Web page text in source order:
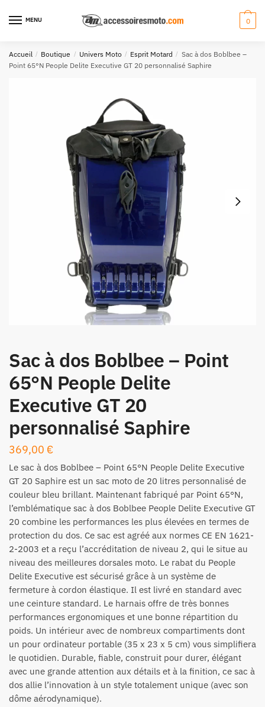
navigation
au
MENU 0
Accueil / Boutique / Univers Moto / Esprit Motard / Sac à dos Boblbee –
Point 65°N People Delite Executive GT 20 personnalisé Saphire
Sac à dos Boblbee – Point
65°N People Delite
Executive GT 20
personnalisé Saphire
369,00 €
Le sac à dos Boblbee – Point 65°N People Delite Executive
GT 20 Saphire est un sac moto de 20 litres personnalisé de
couleur bleu brillant. Maintenant fabriqué par Point 65°N,
l’emblématique sac à dos Boblbee People Delite Executive GT
20 combine les performances les plus élevées en termes de
protection du dos. Ce sac est agréé aux normes CE EN 1621-
2-2003 et a reçu l’accréditation de niveau 2, qui le situe au
niveau des meilleures dorsales moto. Le rabat du People
Delite Executive est sécurisé grâce à un système de
fermeture à cordon élastique. Il est livré en standard avec
une ceinture standard. Le harnais offre de très bonnes
performances ergonomiques et une bonne répartition du
poids. Un intérieur avec de nombreux compartiments dont
un pour ordinateur portable (35 x 23 x 5 cm) vous simplifiera
le quotidien. Durable, fiable, construit pour durer, élégant
avec une grande attention aux détails et à la finition, ce sac à
dos allie l’innovation à un style totalement unique (avec son
dôme aérodynamique).